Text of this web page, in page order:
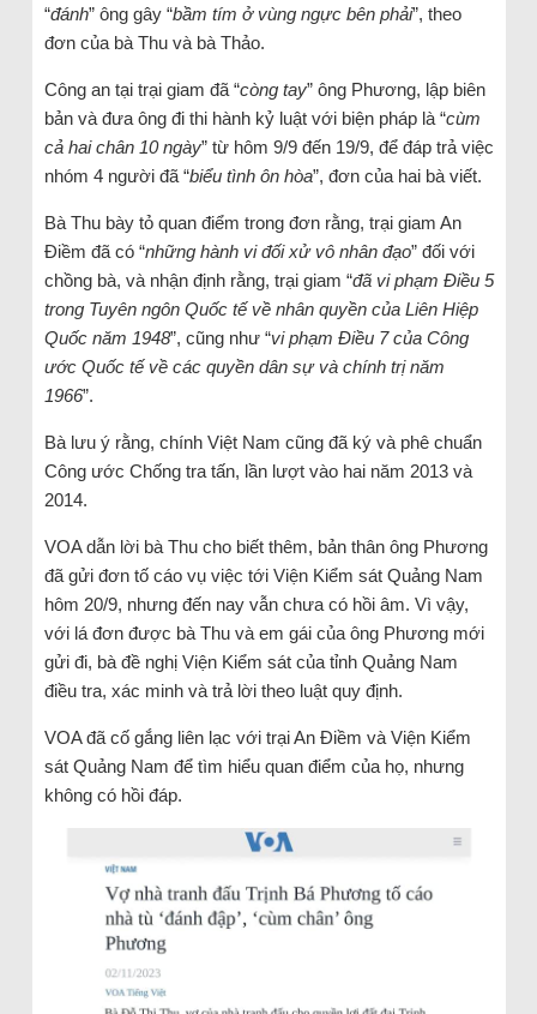
“đánh” ông gây “bầm tím ở vùng ngực bên phải”, theo
đơn của bà Thu và bà Thảo.
Công an tại trại giam đã “còng tay” ông Phương, lập biên
bản và đưa ông đi thi hành kỷ luật với biện pháp là “cùm
cả hai chân 10 ngày” từ hôm 9/9 đến 19/9, để đáp trả việc
nhóm 4 người đã “biểu tình ôn hòa”, đơn của hai bà viết.
Bà Thu bày tỏ quan điểm trong đơn rằng, trại giam An
Điềm đã có “những hành vi đối xử vô nhân đạo” đối với
chồng bà, và nhận định rằng, trại giam “đã vi phạm Điều 5
trong Tuyên ngôn Quốc tế về nhân quyền của Liên Hiệp
Quốc năm 1948”, cũng như “vi phạm Điều 7 của Công
ước Quốc tế về các quyền dân sự và chính trị năm
1966”.
Bà lưu ý rằng, chính Việt Nam cũng đã ký và phê chuẩn
Công ước Chống tra tấn, lần lượt vào hai năm 2013 và
2014.
VOA dẫn lời bà Thu cho biết thêm, bản thân ông Phương
đã gửi đơn tố cáo vụ việc tới Viện Kiểm sát Quảng Nam
hôm 20/9, nhưng đến nay vẫn chưa có hồi âm. Vì vậy,
với lá đơn được bà Thu và em gái của ông Phương mới
gửi đi, bà đề nghị Viện Kiểm sát của tỉnh Quảng Nam
điều tra, xác minh và trả lời theo luật quy định.
VOA đã cố gắng liên lạc với trại An Điềm và Viện Kiểm
sát Quảng Nam để tìm hiểu quan điểm của họ, nhưng
không có hồi đáp.